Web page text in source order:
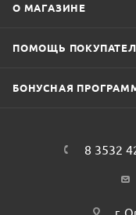
О МАГАЗИНЕ
ПОМОЩЬ
БОНУСНАЯ
8 3532